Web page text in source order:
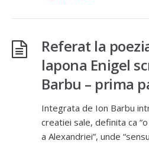
Referat la
lapona Enigel
Barbu – prima
Integrata de Ion Barbu
creatiei sale, definita ca
a Alexandriei”, unde